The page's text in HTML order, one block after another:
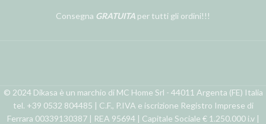
Consegna GRATUITA per tutti gli ordini!!!
© 2024 Dikasa è un marchio di MC Home Srl - 44011 Argenta (FE) Italia
tel. +39 0532 804485 | C.F., P.IVA e iscrizione Registro Imprese di
Ferrara 00339130387 | REA 95694 | Capitale Sociale € 1.250.000 i.v |